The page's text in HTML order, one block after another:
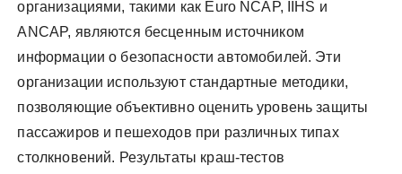
организациями, такими как Euro NCAP, IIHS и
ANCAP, являются бесценным источником
информации о безопасности автомобилей. Эти
организации используют стандартные методики,
позволяющие объективно оценить уровень защиты
пассажиров и пешеходов при различных типах
столкновений. Результаты краш-тестов